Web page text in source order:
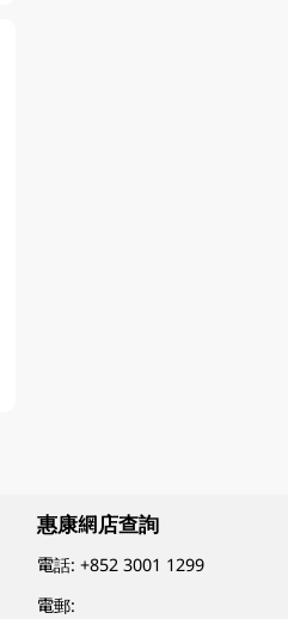
惠康網店查詢
電話:+852 3001 1299
電郵: